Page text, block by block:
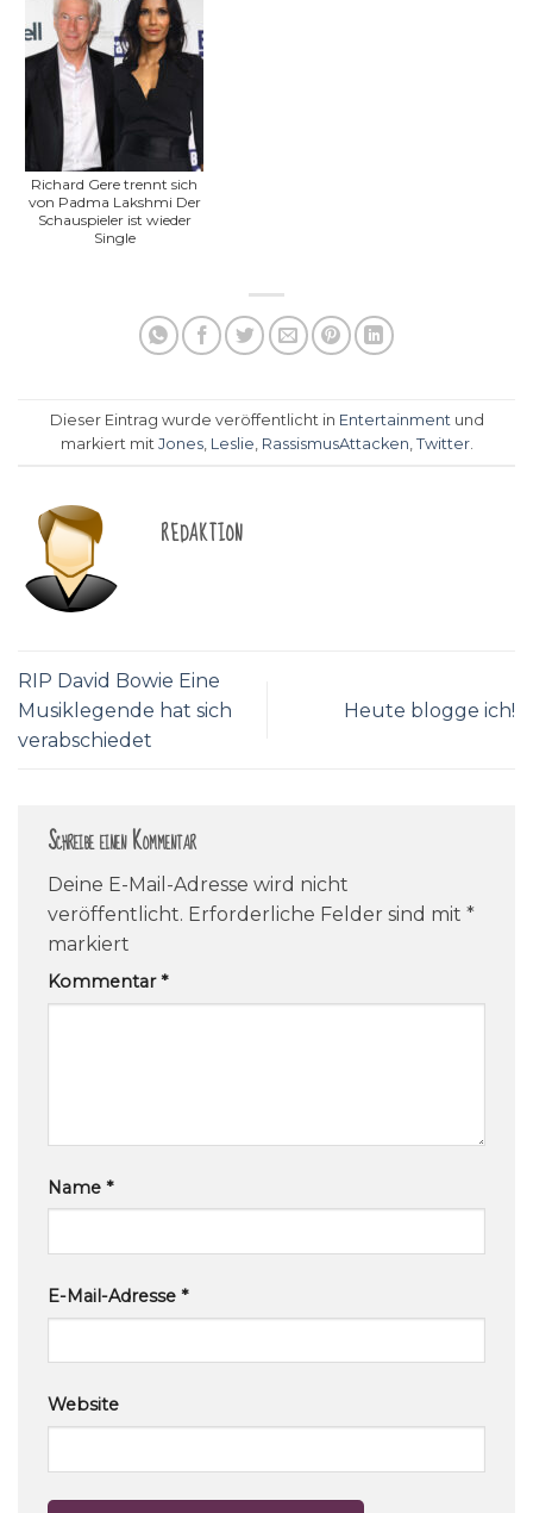
Richard Gere trennt sich
von Padma Lakshmi Der
Schauspieler ist wieder
Single
Dieser Eintrag wurde veröffentlicht in Entertainment und
markiert mit Jones, Leslie RassismusAttacken Twitter.
REDAKTION
RIP David Bowie Eine
Musiklegende hat sich
verabschiedet
Heute blogge ich!
Schreibe einen Kommentar
Deine E-Mail-Adresse wird nicht
veröffentlicht. Erforderliche Felder sind mit *
markiert
Kommentar*
Name *
E-Mail-Adresse *
Website